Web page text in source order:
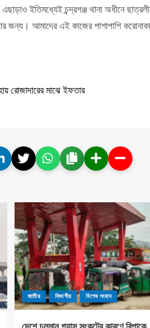
এছাড়াও ইতিমধ্যেই চন্দ্রগঞ্জ থানা অধীনে
জন্য। আমাদের এই কাজের পাশাপাশি
রোজাদারের মাঝে ইফতার
জাতীয় বিভাগীয় বিশেষ সংবাদ